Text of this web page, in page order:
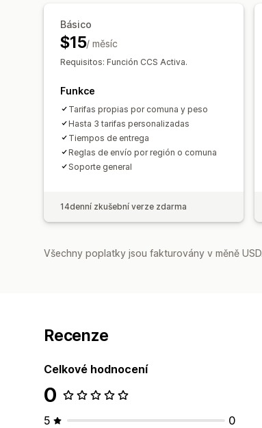
Básico
$15/ měsíc
Requisitos: Función CCS Activa.
Funkce
Tarifas propias por comuna y peso
Hasta 3 tarifas personalizadas
Tiempos de entrega
Reglas de envío por región o comuna
Soporte general
14denní zkušební verze zdarma
Všechny poplatky jsou fakturovány v měně
Recenze
Celkové hodnocení
0
5
0